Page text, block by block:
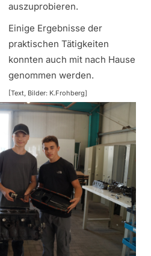
auszuprobieren.
Einige Ergebnisse der
praktischen Tätigkeiten
konnten auch mit nach Hause
genommen werden.
[Text, Bilder: K.Frohberg]